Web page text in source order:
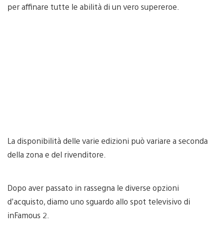
per affinare tutte le abilità di un vero supereroe.
La disponibilità delle varie edizioni può variare a seconda
della zona e del rivenditore.
Dopo aver passato in rassegna le diverse opzioni
d’acquisto, diamo uno sguardo allo spot televisivo di
inFamous 2.